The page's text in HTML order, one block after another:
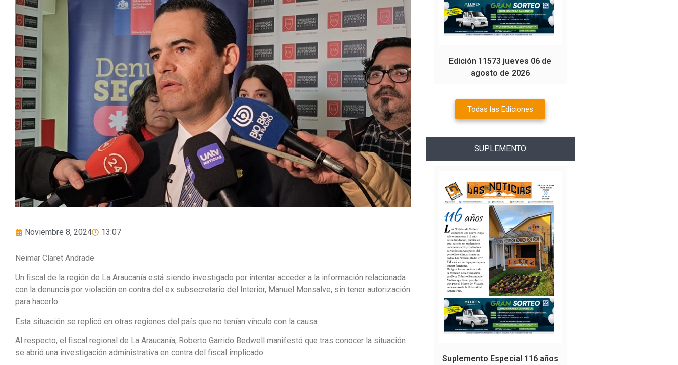
Noviembre 8, 2024 13:07
Neimar Claret Andrade
Un fiscal de la región de La Araucanía está siendo investigado por intentar acceder a la información relacionada
con la denuncia por violación en contra del ex subsecretario del Interior, Manuel Monsalve, sin tener autorización
para hacerlo.
Esta situación se replicó en otras regiones del país que no tenían vínculo con la causa.
Al respecto, el fiscal regional de La Araucanía, Roberto Garrido Bedwell manifestó que tras conocer la situación
se abrió una investigación administrativa en contra del fiscal implicado.
Edición 11573 jueves 06 de
agosto de 2026
Todas las Ediciones
SUPLEMENTO
Suplemento Especial 116 años